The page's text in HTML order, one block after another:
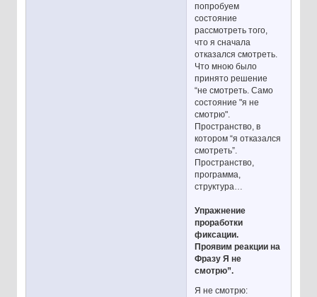
попробуем
состояние
рассмотреть того,
что я сначала
отказался смотреть.
Что мною было
принято решение
“не смотреть. Само
состояние "я не
смотрю".
Пространство, в
котором “я отказался
смотреть”.
Пространство,
программа,
структура…
Упражнение
проработки
фиксации.
Проявим реакции на
Фразу Я не
смотрю”.
Я не смотрю: